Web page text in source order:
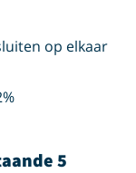
op elkaar
5